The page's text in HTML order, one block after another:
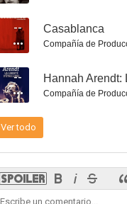
Dofus: Book 1: Julith
Alex Hugo
-- Casablanca
Compañía de
-- Hannah Arendt:
Compañía de
Ver todo